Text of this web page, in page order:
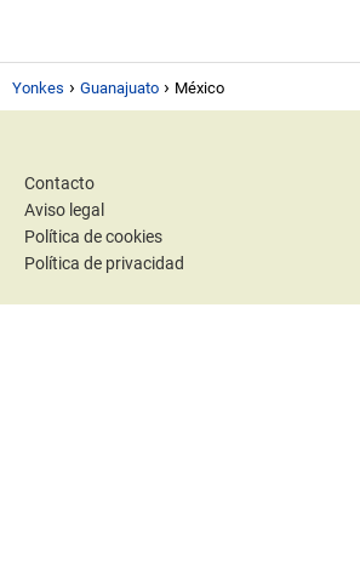
Yonkes Guanajuato México
Contacto
Aviso legal
Política de cookies
Política de privacidad